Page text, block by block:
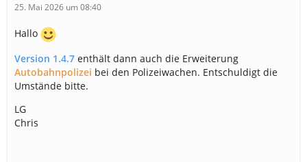
25. Mai 2026 um 08:40
Hallo
Version 1.4.7 enthält dann auch die Erweiterung
Autobahnpolizei bei den Polizeiwachen. Entschuldigt die
Umstände bitte.
LG
Chris